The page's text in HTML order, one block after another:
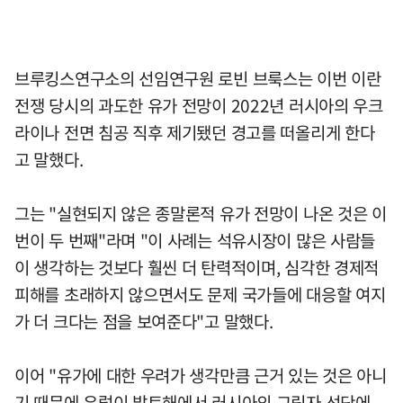
브루킹스연구소의 선임연구원 로빈 브룩스는 이번 이란
전쟁 당시의 과도한 유가 전망이 2022년 러시아의 우크
라이나 전면 침공 직후 제기됐던 경고를 떠올리게 한다
고 말했다.
그는 "실현되지 않은 종말론적 유가 전망이 나온 것은 이
번이 두 번째"라며 "이 사례는 석유시장이 많은 사람들
이 생각하는 것보다 훨씬 더 탄력적이며, 심각한 경제적
피해를 초래하지 않으면서도 문제 국가들에 대응할 여지
가 더 크다는 점을 보여준다"고 말했다.
이어 "유가에 대한 우려가 생각만큼 근거 있는 것은 아니